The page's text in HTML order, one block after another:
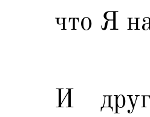
что Я
И